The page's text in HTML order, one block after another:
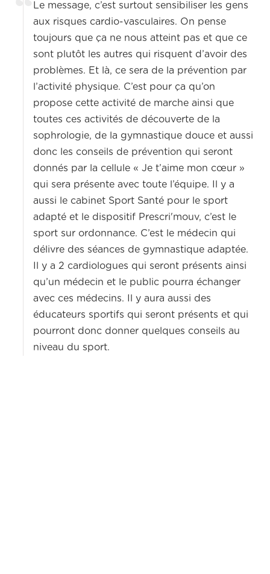
Le message, c’est surtout sensibiliser les gens
aux risques cardio-vasculaires. On pense
toujours que ça ne nous atteint pas et que ce
sont plutôt les autres qui risquent d’avoir des
problèmes. Et là, ce sera de la prévention par
l’activité physique. C’est pour ça qu’on
propose cette activité de marche ainsi que
toutes ces activités de découverte de la
sophrologie, de la gymnastique douce et aussi
donc les conseils de prévention qui seront
donnés par la cellule « Je t’aime mon cœur »
qui sera présente avec toute l’équipe. Il y a
aussi le cabinet Sport Santé pour le sport
adapté et le dispositif Prescri'mouv, c’est le
sport sur ordonnance. C’est le médecin qui
délivre des séances de gymnastique adaptée.
Il y a 2 cardiologues qui seront présents ainsi
qu’un médecin et le public pourra échanger
avec ces médecins. Il y aura aussi des
éducateurs sportifs qui seront présents et qui
pourront donc donner quelques conseils au
niveau du sport.